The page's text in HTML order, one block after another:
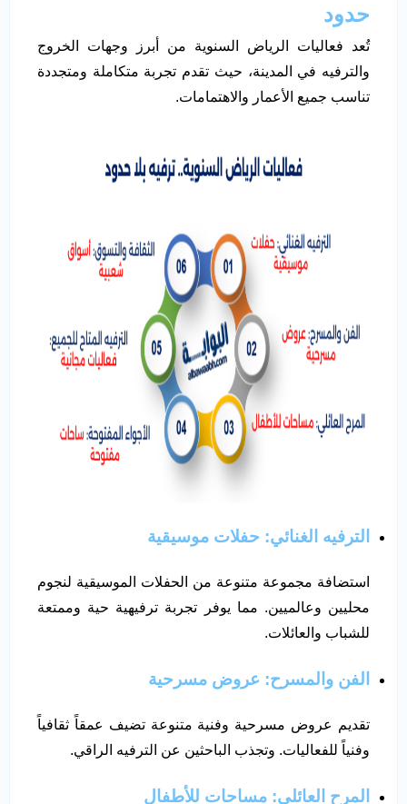
حدود
تُعد فعاليات الرياض السنوية من أبرز وجهات الخروج
والترفيه في المدينة، حيث تقدم تجربة متكاملة ومتجددة
تناسب جميع الأعمار والاهتمامات.
الترفيه الغنائي: حفلات موسيقية
استضافة مجموعة متنوعة من الحفلات الموسيقية لنجوم
محليين وعالميين. مما يوفر تجربة ترفيهية حية وممتعة
للشباب والعائلات.
الفن والمسرح: عروض مسرحية
تقديم عروض مسرحية وفنية متنوعة تضيف عمقاً ثقافياً
وفنياً للفعاليات. وتجذب الباحثين عن الترفيه الراقي.
المرح العائلي: مساحات للأطفال